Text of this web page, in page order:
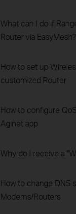
What can I do if
Router via EasyMesh?
How to set up
customized Router
How to configure
Aginet app
Why do I receive a
How to change DNS
Modems/Routers